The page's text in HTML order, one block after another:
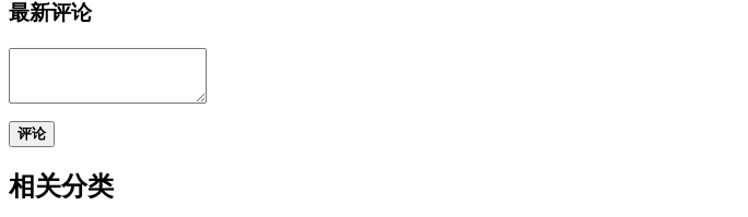
最新评论
评论
相关分类